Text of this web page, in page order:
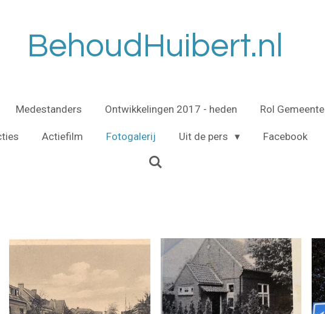
BehoudHuibert.nl
Medestanders Ontwikkelingen 2017 - heden Rol Gemeente
Actiefilm Fotogalerij Uit de pers Facebook